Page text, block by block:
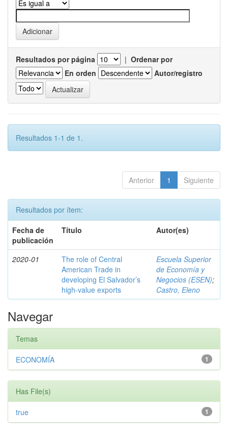
Resultados por página | Ordenar por
En orden
Autor/registro
Resultados 1-1 de 1.
Anterior 1 Siguiente
Resultados por ítem:
Fecha de
publicación
Título Autor(es)
2020-01
The role of Central
American Trade in
developing El Salvador’s
high-value exports
Escuela Superior
de Economía y
Negocios (ESEN);
Castro, Eleno
Navegar
Temas
1
ECONOMÍA
Has File(s)
1
true